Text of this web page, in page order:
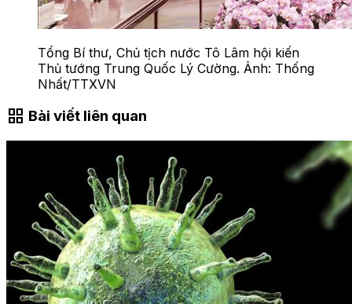
Tổng Bí thư, Chủ tịch nước Tô Lâm hội kiến
Thủ tướng Trung Quốc Lý Cường. Ảnh: Thống
Nhất/TTXVN
grid_view Bài viết liên quan